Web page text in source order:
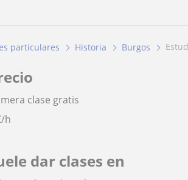
particulares Historia Burgos
clase gratis
h
dar clases en